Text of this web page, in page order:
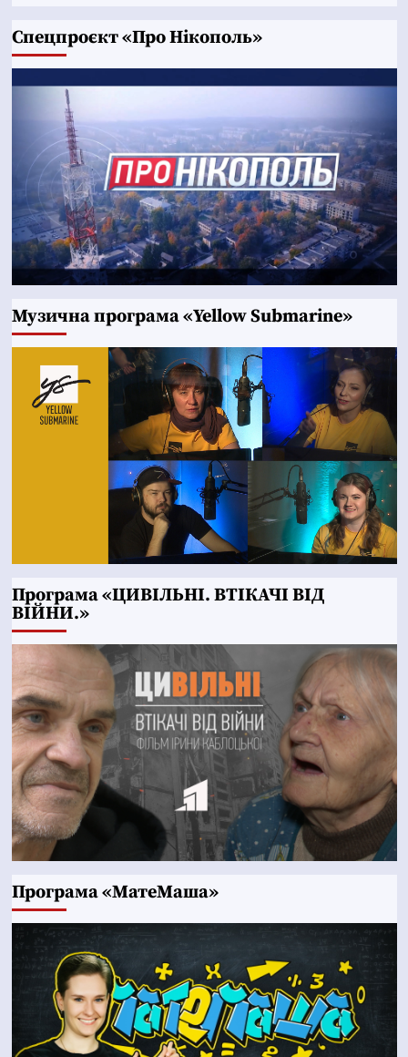
Cпецпроєкт «Про Нікополь»
Музична програма «Yellow Submarine»
Програма «ЦИВІЛЬНІ. ВТІКАЧІ ВІД
ВІЙНИ.»
Програма «МатеМаша»